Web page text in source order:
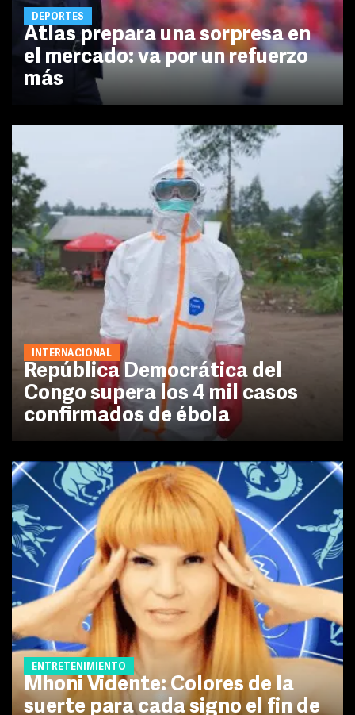
DEPORTES
Atlas prepara una sorpresa en
el mercado: va por un refuerzo
más
INTERNACIONAL
República Democrática del
Congo supera los 4 mil casos
confirmados de ébola
ENTRETENIMIENTO
Mhoni Vidente: Colores de la
suerte para cada signo el fin de